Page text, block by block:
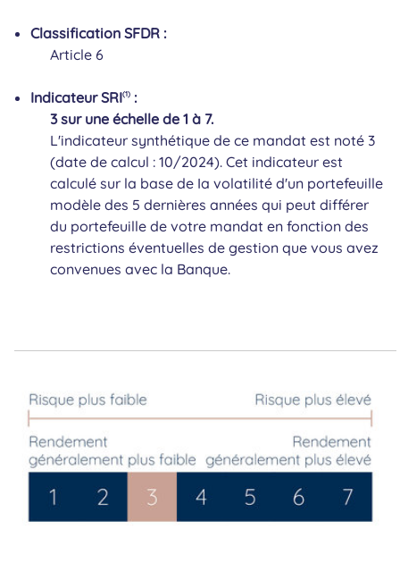
Classification SFDR :
Article 6
Indicateur SRI(1) :
3 sur une échelle de 1 à 7.
L'indicateur synthétique de ce mandat est noté 3
(date de calcul : 10/2024). Cet indicateur est
calculé sur la base de Ia volatilité d'un portefeuille
modèle des 5 dernières années qui peut différer
du portefeuille de votre mandat en fonction des
restrictions éventuelles de gestion que vous avez
convenues avec la Banque.